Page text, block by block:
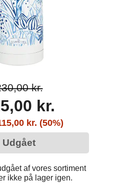
kr.
kr.
kr. (50%)
Udgået
af vores sortiment
ikke på lager igen.